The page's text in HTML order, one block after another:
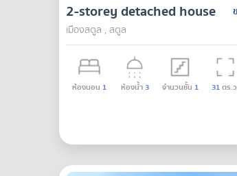
2-storey detached house
เมืองสตูล , สตูล
ห้องนอน 1 ห้องน้ำ3 จำนวนชั้น 1 31ตร.